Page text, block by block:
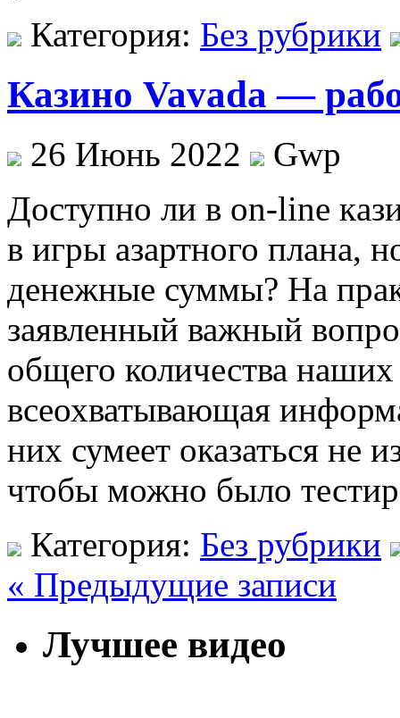
Категория: Без рубрики
Казино Vavada —
26 Июнь 2022
Gwp
Дoступнo ли в on-line
в игры азартного плана,
денежные суммы? На
заявленный важный
общего количества наших
всеохватывающая
них сумеет оказаться не
чтобы можно было
Категория: Без рубрики
« Предыдущие записи
Лучшее видео